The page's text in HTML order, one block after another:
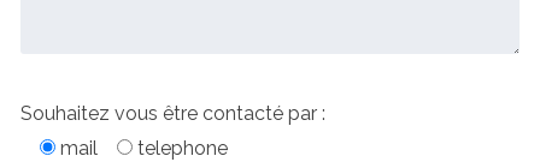
Souhaitez vous être contacté par :
mail
telephone